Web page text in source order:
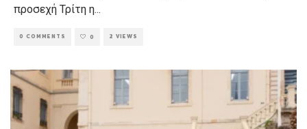
προσεχή Τρίτη η...
0 COMMENTS 0 2 VIEWS